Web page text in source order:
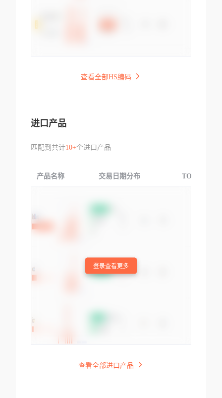
查看全部HS编码
进口产品
匹配到共计10+个进口产品
产品名称 交易日期分布 TOP3交易国
登录查看更多
查看全部进口产品